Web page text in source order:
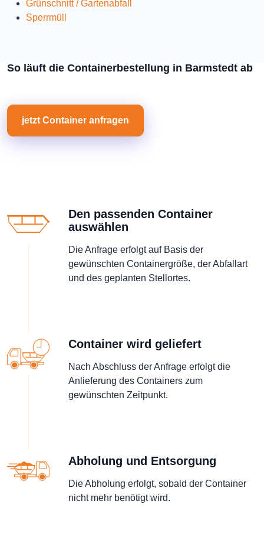
Grünschnitt / Gartenabfall
Sperrmüll
So läuft die Containerbestellung in Barmstedt ab
jetzt Container anfragen
Den passenden Container
auswählen
Die Anfrage erfolgt auf Basis der
gewünschten Containergröße, der Abfallart
und des geplanten Stellortes.
Container wird geliefert
Nach Abschluss der Anfrage erfolgt die
Anlieferung des Containers zum
gewünschten Zeitpunkt.
Abholung und Entsorgung
Die Abholung erfolgt, sobald der Container
nicht mehr benötigt wird.